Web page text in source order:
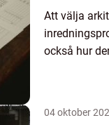
Att välja
också hur
04 oktober